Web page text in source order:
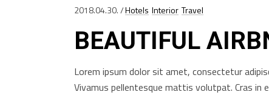
2018.04.30. Hotels Interior Travel
BEAUTIFUL
Lorem ipsum dolor sit amet, consectetur
Vivamus pellentesque mattis volutpat. Cras in